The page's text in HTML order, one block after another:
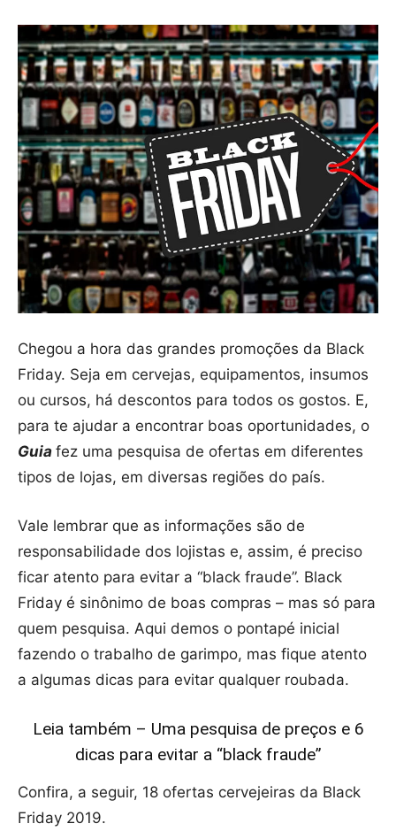
Chegou a hora das grandes promoções da Black
Friday. Seja em cervejas, equipamentos, insumos
ou cursos, há descontos para todos os gostos. E,
para te ajudar a encontrar boas oportunidades, o
Guia fez uma pesquisa de ofertas em diferentes
tipos de lojas, em diversas regiões do país.
Vale lembrar que as informações são de
responsabilidade dos lojistas e, assim, é preciso
ficar atento para evitar a “black fraude”. Black
Friday é sinônimo de boas compras – mas só para
quem pesquisa. Aqui demos o pontapé inicial
fazendo o trabalho de garimpo, mas fique atento
a algumas dicas para evitar qualquer roubada.
Leia também – Uma pesquisa de preços e 6
dicas para evitar a “black fraude”
Confira, a seguir, 18 ofertas cervejeiras da Black
Friday 2019.